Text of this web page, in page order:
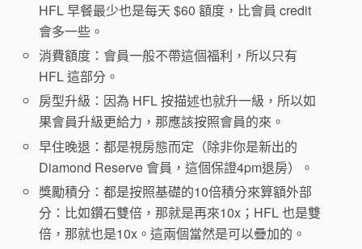
HFL 早餐最少也是每天 $60 額度，比會員 credit
會多一些。
消費額度：會員一般不帶這個福利，所以只有
HFL 這部分。
房型升級：因為 HFL 按描述也就升一級，所以如
果會員升級更給力，那應該按照會員的來。
早住晚退：都是視房態而定（除非你是新出的
Diamond Reserve 會員，這個保證4pm退房）。
獎勵積分：都是按照基礎的10倍積分來算額外部
分：比如鑽石雙倍，那就是再來10x；HFL 也是雙
倍，那就也是10x。這兩個當然是可以疊加的。